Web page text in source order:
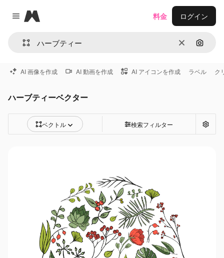
Close menu
Magnific
消去 画像で
料金 ログイン
AI 画像を作成 AI 動画を作成 AI アイコンを作成 ラベル ク
ハーブティーベクター
ベクトル 検索フィルター